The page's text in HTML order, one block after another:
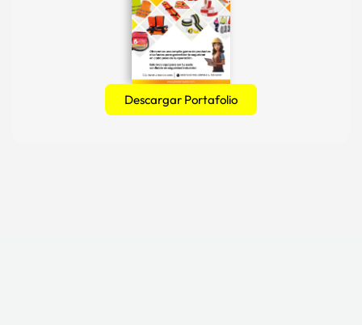
Descargar Portafolio